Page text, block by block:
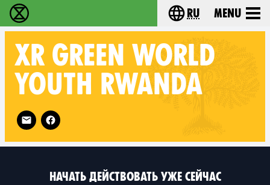
Extinction Rebellion - Home Choose your
ru Menu
XR GREEN WORLD
YOUTH RWANDA
Follow XR Green World Youth Rwanda on
НАЧАТЬ ДЕЙСТВОВАТЬ УЖЕ СЕЙЧАС